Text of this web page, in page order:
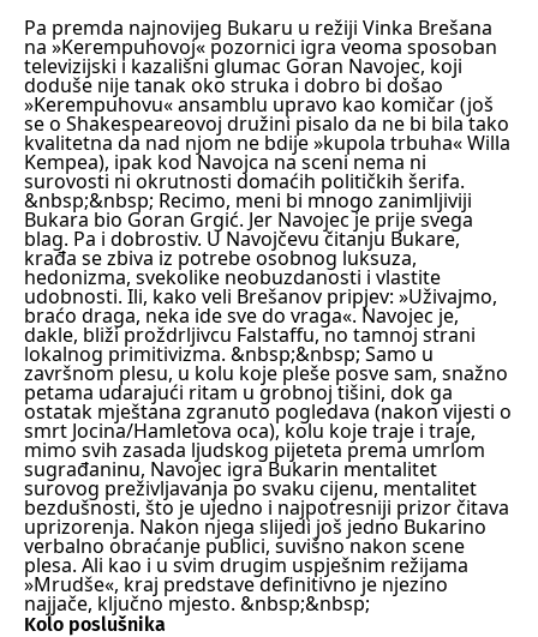
Pa premda najnovijeg Bukaru u režiji Vinka Brešana
na »Kerempuhovoj« pozornici igra veoma sposoban
televizijski i kazališni glumac Goran Navojec, koji
doduše nije tanak oko struka i dobro bi došao
»Kerempuhovu« ansamblu upravo kao komičar (još
se o Shakespeareovoj družini pisalo da ne bi bila tako
kvalitetna da nad njom ne bdije »kupola trbuha« Willa
Kempea), ipak kod Navojca na sceni nema ni
surovosti ni okrutnosti domaćih političkih šerifa.
&nbsp;&nbsp; Recimo, meni bi mnogo zanimljiviji
Bukara bio Goran Grgić. Jer Navojec je prije svega
blag. Pa i dobrostiv. U Navojčevu čitanju Bukare,
krađa se zbiva iz potrebe osobnog luksuza,
hedonizma, svekolike neobuzdanosti i vlastite
udobnosti. Ili, kako veli Brešanov pripjev: »Uživajmo,
braćo draga, neka ide sve do vraga«. Navojec je,
dakle, bliži proždrljivcu Falstaffu, no tamnoj strani
lokalnog primitivizma. &nbsp;&nbsp; Samo u
završnom plesu, u kolu koje pleše posve sam, snažno
petama udarajući ritam u grobnoj tišini, dok ga
ostatak mještana zgranuto pogledava (nakon vijesti o
smrt Jocina/Hamletova oca), kolu koje traje i traje,
mimo svih zasada ljudskog pijeteta prema umrlom
sugrađaninu, Navojec igra Bukarin mentalitet
surovog preživljavanja po svaku cijenu, mentalitet
bezdušnosti, što je ujedno i najpotresniji prizor čitava
uprizorenja. Nakon njega slijedi još jedno Bukarino
verbalno obraćanje publici, suvišno nakon scene
plesa. Ali kao i u svim drugim uspješnim režijama
»Mrudše«, kraj predstave definitivno je njezino
najjače, ključno mjesto. &nbsp;&nbsp;
Kolo poslušnika